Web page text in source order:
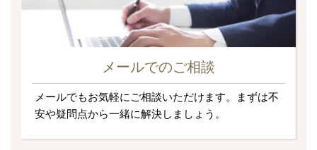
メールでのご相談
メールでもお気軽にご相談いただけます。まずは不
安や疑問点から一緒に解決しましょう。